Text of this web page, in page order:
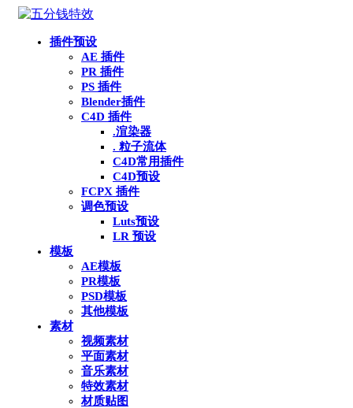
插件预设
AE 插件
PR 插件
PS 插件
Blender插件
C4D 插件
.渲染器
. 粒子流体
C4D常用插件
C4D预设
FCPX 插件
调色预设
Luts预设
LR 预设
模板
AE模板
PR模板
PSD模板
其他模板
素材
视频素材
平面素材
音乐素材
特效素材
材质贴图